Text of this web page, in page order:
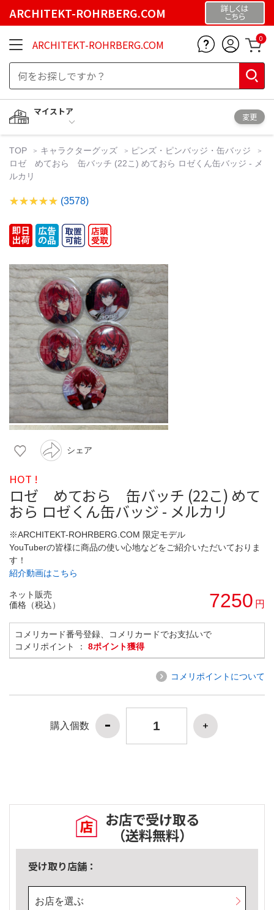
ARCHITEKT-ROHRBERG.COM 詳しくは
こちら
ARCHITEKT-ROHRBERG.COM 0
マイストア
変更
TOP キャラクターグッズ
ピンズ・ピンバッジ・缶バッジ
ロゼ めておら 缶バッチ (22こ) めておら ロゼくん缶バッジ - メ
ルカリ
(3578)
シェア
HOT !
ロゼ めておら 缶バッチ (22こ) めて
おら ロゼくん缶バッジ - メルカリ
※ARCHITEKT-ROHRBERG.COM 限定モデル
YouTuberの皆様に商品の使い心地などをご紹介いただいておりま
す！
紹介動画はこちら
ネット販売
価格（税込）
7250 円
コメリカード番号登録、コメリカードでお支払いで
コメリポイント ： 8ポイント獲得
コメリポイントについて
購入個数
お店で受け取る
（送料無料）
受け取り店舗：
お店を選ぶ